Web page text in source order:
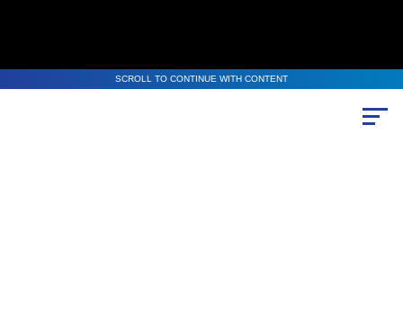
SCROLL TO CONTINUE WITH CONTENT